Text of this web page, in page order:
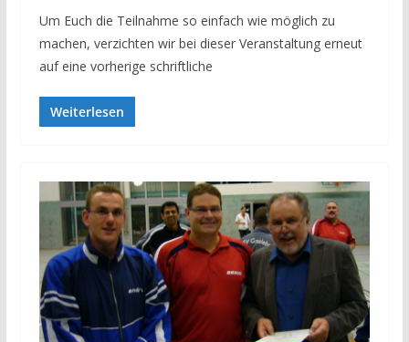
Um Euch die Teilnahme so einfach wie möglich zu
machen, verzichten wir bei dieser Veranstaltung erneut
auf eine vorherige schriftliche
Weiterlesen